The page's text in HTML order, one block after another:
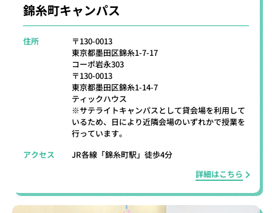
錦糸町キャンパス
住所
〒130-0013
東京都墨田区錦糸1-7-17
コーポ岩永303
〒130-0013
東京都墨田区錦糸1-14-7
ティックハウス
※サテライトキャンパスとして貸会場を利用して
いるため、日により近隣会場のいずれかで授業を
行っています。
アクセス
JR各線「錦糸町駅」徒歩4分
詳細はこちら